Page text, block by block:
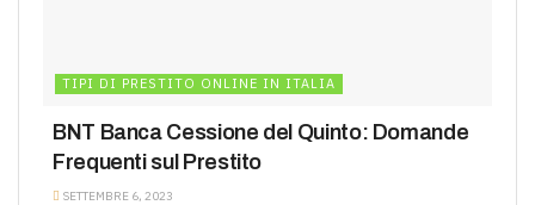
TIPI DI PRESTITO ONLINE IN ITALIA
BNT Banca Cessione del Quinto: Domande
Frequenti sul Prestito
SETTEMBRE 6, 2023